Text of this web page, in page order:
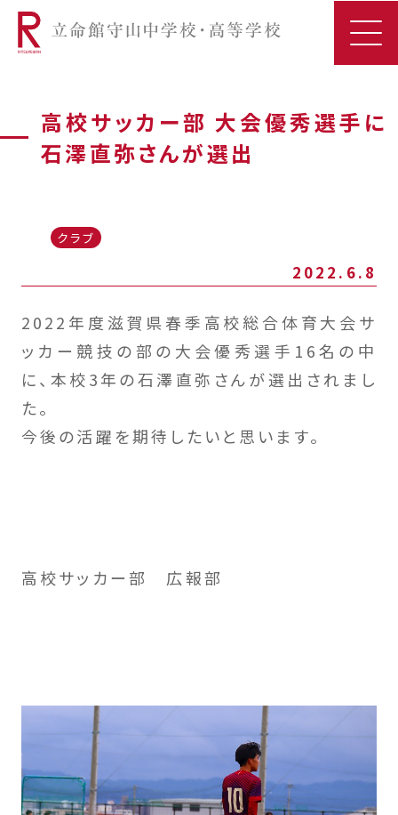
高校サッカー部 大会優秀選手に
石澤直弥さんが選出
クラブ
2022.6.8
2022年度滋賀県春季高校総合体育大会サ
ッカー競技の部の大会優秀選手16名の中
に、本校3年の石澤直弥さんが選出されまし
た。
今後の活躍を期待したいと思います。
高校サッカー部 広報部